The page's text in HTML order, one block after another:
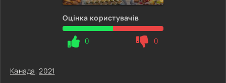
Оцінка користувачів
0 0
Канада,2021